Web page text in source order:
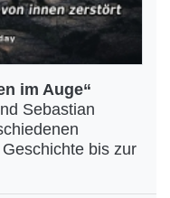
im Auge“
Sebastian
bis zur